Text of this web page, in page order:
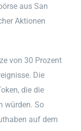
aus San
Aktionen
von 30 Prozent
Die
die die
würden. So
auf dem